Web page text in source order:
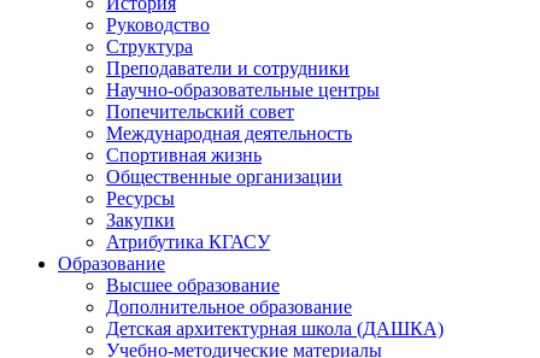
Руководство
Структура
Преподаватели и сотрудники
Научно-образовательные центры
Попечительский совет
Международная деятельность
Спортивная жизнь
Общественные организации
Ресурсы
Закупки
Атрибутика КГАСУ
Образование
Высшее образование
Дополнительное образование
Детская архитектурная школа (ДАШКА)
Учебно-методические материалы